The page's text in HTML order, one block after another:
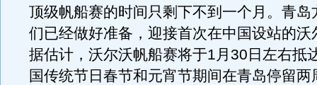
顶级帆船赛的时间只剩下不到一个月。青岛
们已经做好准备，迎接首次在中国设站的沃
据估计，沃尔沃帆船赛将于1月30日左右抵
国传统节日春节和元宵节期间在青岛停留两